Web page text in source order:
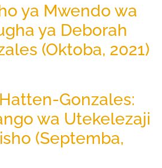
ya Mwendo wa
ya Deborah
(Oktoba, 2021)
Gonzales:
wa Utekelezaji
(Septemba,